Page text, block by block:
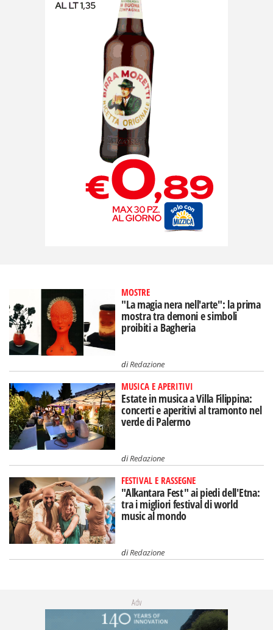
MOSTRE
"La magia nera nell'arte": la prima
mostra tra demoni e simboli
proibiti a Bagheria
diRedazione
MUSICA E APERITIVI
Estate in musica a Villa Filippina:
concerti e aperitivi al tramonto nel
verde di Palermo
diRedazione
FESTIVAL E RASSEGNE
"Alkantara Fest" ai piedi dell'Etna:
tra i migliori festival di world
music al mondo
diRedazione
Adv